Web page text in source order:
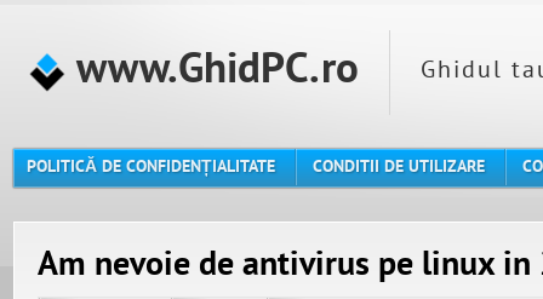
www.GhidPC.ro Ghidul
POLITICĂ DE CONFIDENȚIALITATE CONDITII DE UTILIZARE
Am nevoie de antivirus pe linux in